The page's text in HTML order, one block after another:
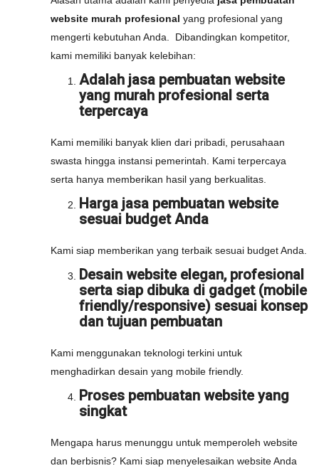
website murah profesional yang profesional yang
mengerti kebutuhan Anda. Dibandingkan kompetitor,
kami memiliki banyak kelebihan:
Adalah jasa pembuatan website
yang murah profesional serta
terpercaya
Kami memiliki banyak klien dari pribadi, perusahaan
swasta hingga instansi pemerintah. Kami terpercaya
serta hanya memberikan hasil yang berkualitas.
Harga jasa pembuatan website
sesuai budget Anda
Kami siap memberikan yang terbaik sesuai budget Anda.
Desain website elegan, profesional
serta siap dibuka di gadget (mobile
friendly/responsive) sesuai konsep
dan tujuan pembuatan
Kami menggunakan teknologi terkini untuk
menghadirkan desain yang mobile friendly.
Proses pembuatan website yang
singkat
Mengapa harus menunggu untuk memperoleh website
dan berbisnis? Kami siap menyelesaikan website Anda